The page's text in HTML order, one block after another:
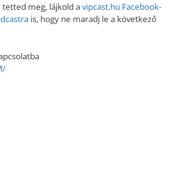
meg, lájkold a vipcast.hu Facebook-
is, hogy ne maradj le a következő